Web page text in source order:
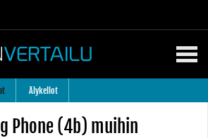
Älykellot
Phone (4b) muihin